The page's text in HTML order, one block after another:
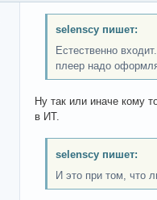
selenscy пишет:
Естественно
плеер надо
Ну так или иначе кому
в ИТ.
selenscy пишет:
И это при том, что